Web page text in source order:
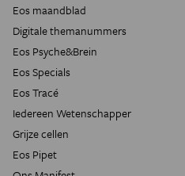
Eos maandblad
Digitale themanummers
Eos Psyche&Brein
Eos Specials
Eos Tracé
Iedereen Wetenschapper
Grijze cellen
Eos Pipet